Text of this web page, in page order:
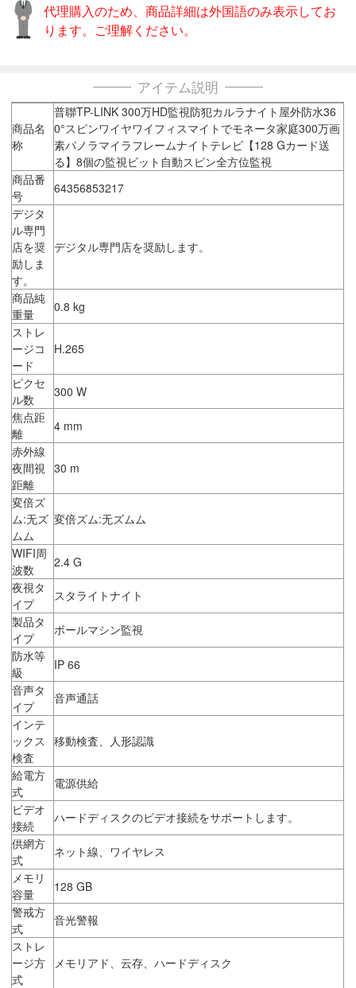
代理購入のため、商品詳細は外国語のみ表示してお
ります。ご理解ください。
アイテム説明
商品名
称
普聯TP-LINK 300万HD監視防犯カルラナイト屋外防水36
0°スピンワイヤワイフィスマイトでモネータ家庭300万画
素パノラマイラフレームナイトテレビ【128 Gカード送
る】8個の監視ビット自動スピン全方位監視
商品番
号
64356853217
デジタ
ル専門
店を奨
励しま
す。
デジタル専門店を奨励します。
商品純
重量
0.8 kg
ストレ
ージコ
ード
H.265
ピクセ
ル数
300 W
焦点距
離
4 mm
赤外線
夜間視
距離
30 m
変倍ズ
ム:无ズ
ムム
変倍ズム:无ズムム
WIFI周
波数
2.4 G
夜視タ
イプ
スタライトナイト
製品タ
イプ
ボールマシン監視
防水等
級
IP 66
音声タ
イプ
音声通話
インテ
ックス
検査
移動検査、人形認識
給電方
式
電源供給
ビデオ
接続
ハードディスクのビデオ接続をサポートします。
供網方
式
ネット線、ワイヤレス
メモリ
容量
128 GB
警戒方
式
音光警報
ストレ
ージ方
式
メモリアド、云存、ハードディスク